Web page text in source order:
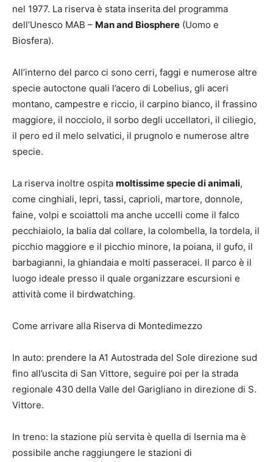
nel 1977. La riserva è stata inserita del programma
dell’Unesco MAB – Man and Biosphere (Uomo e
Biosfera).
All’interno del parco ci sono cerri, faggi e numerose altre
specie autoctone quali l’acero di Lobelius, gli aceri
montano, campestre e riccio, il carpino bianco, il frassino
maggiore, il nocciolo, il sorbo degli uccellatori, il ciliegio,
il pero ed il melo selvatici, il prugnolo e numerose altre
specie.
La riserva inoltre ospita moltissime specie di animali,
come cinghiali, lepri, tassi, caprioli, martore, donnole,
faine, volpi e scoiattoli ma anche uccelli come il falco
pecchiaiolo, la balia dal collare, la colombella, la tordela, il
picchio maggiore e il picchio minore, la poiana, il gufo, il
barbagianni, la ghiandaia e molti passeracei. Il parco è il
luogo ideale presso il quale organizzare escursioni e
attività come il birdwatching.
Come arrivare alla Riserva di Montedimezzo
In auto: prendere la A1 Autostrada del Sole direzione sud
fino all’uscita di San Vittore, seguire poi per la strada
regionale 430 della Valle del Garigliano in direzione di S.
Vittore.
In treno: la stazione più servita è quella di Isernia ma è
possibile anche raggiungere le stazioni di